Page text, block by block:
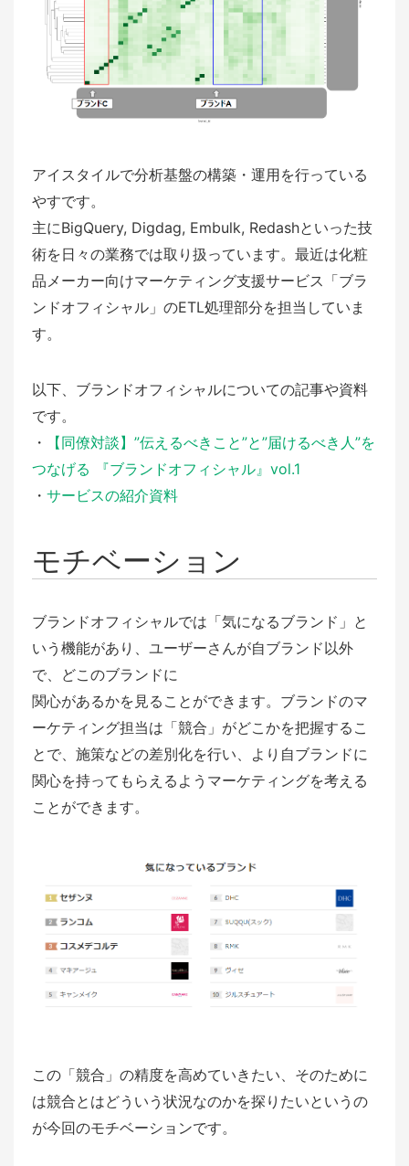
アイスタイルで分析基盤の構築・運用を行っている
やすです。
主にBigQuery, Digdag, Embulk, Redashといった技
術を日々の業務では取り扱っています。最近は化粧
品メーカー向けマーケティング支援サービス「ブラ
ンドオフィシャル」のETL処理部分を担当していま
す。
以下、ブランドオフィシャルについての記事や資料
です。
・
【同僚対談】”伝えるべきこと”と”届けるべき人”を
つなげる 『ブランドオフィシャル』vol.1
・ サービスの紹介資料
モチベーション
ブランドオフィシャルでは「気になるブランド」と
いう機能があり、ユーザーさんが自ブランド以外
で、どこのブランドに
関心があるかを見ることができます。ブランドのマ
ーケティング担当は「競合」がどこかを把握するこ
とで、施策などの差別化を行い、より自ブランドに
関心を持ってもらえるようマーケティングを考える
ことができます。
この「競合」の精度を高めていきたい、そのために
は競合とはどういう状況なのかを探りたいというの
が今回のモチベーションです。